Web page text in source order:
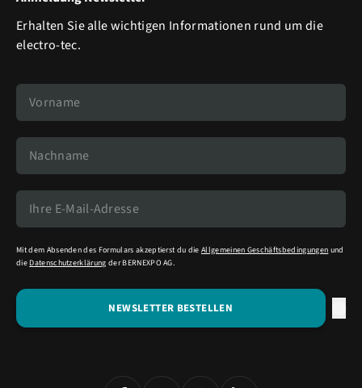
Erhalten Sie alle wichtigen Informationen rund um die
electro-tec.
Mit dem Absenden des Formulars akzeptierst du dieAllgemeinen Geschäftsbedingungen und
die Datenschutzerklärung der BERNEXPO AG.